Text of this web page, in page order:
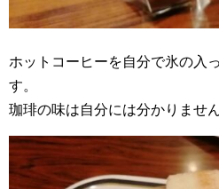
ホットコーヒーを自分で氷の入
す。
珈琲の味は自分には分かりませ